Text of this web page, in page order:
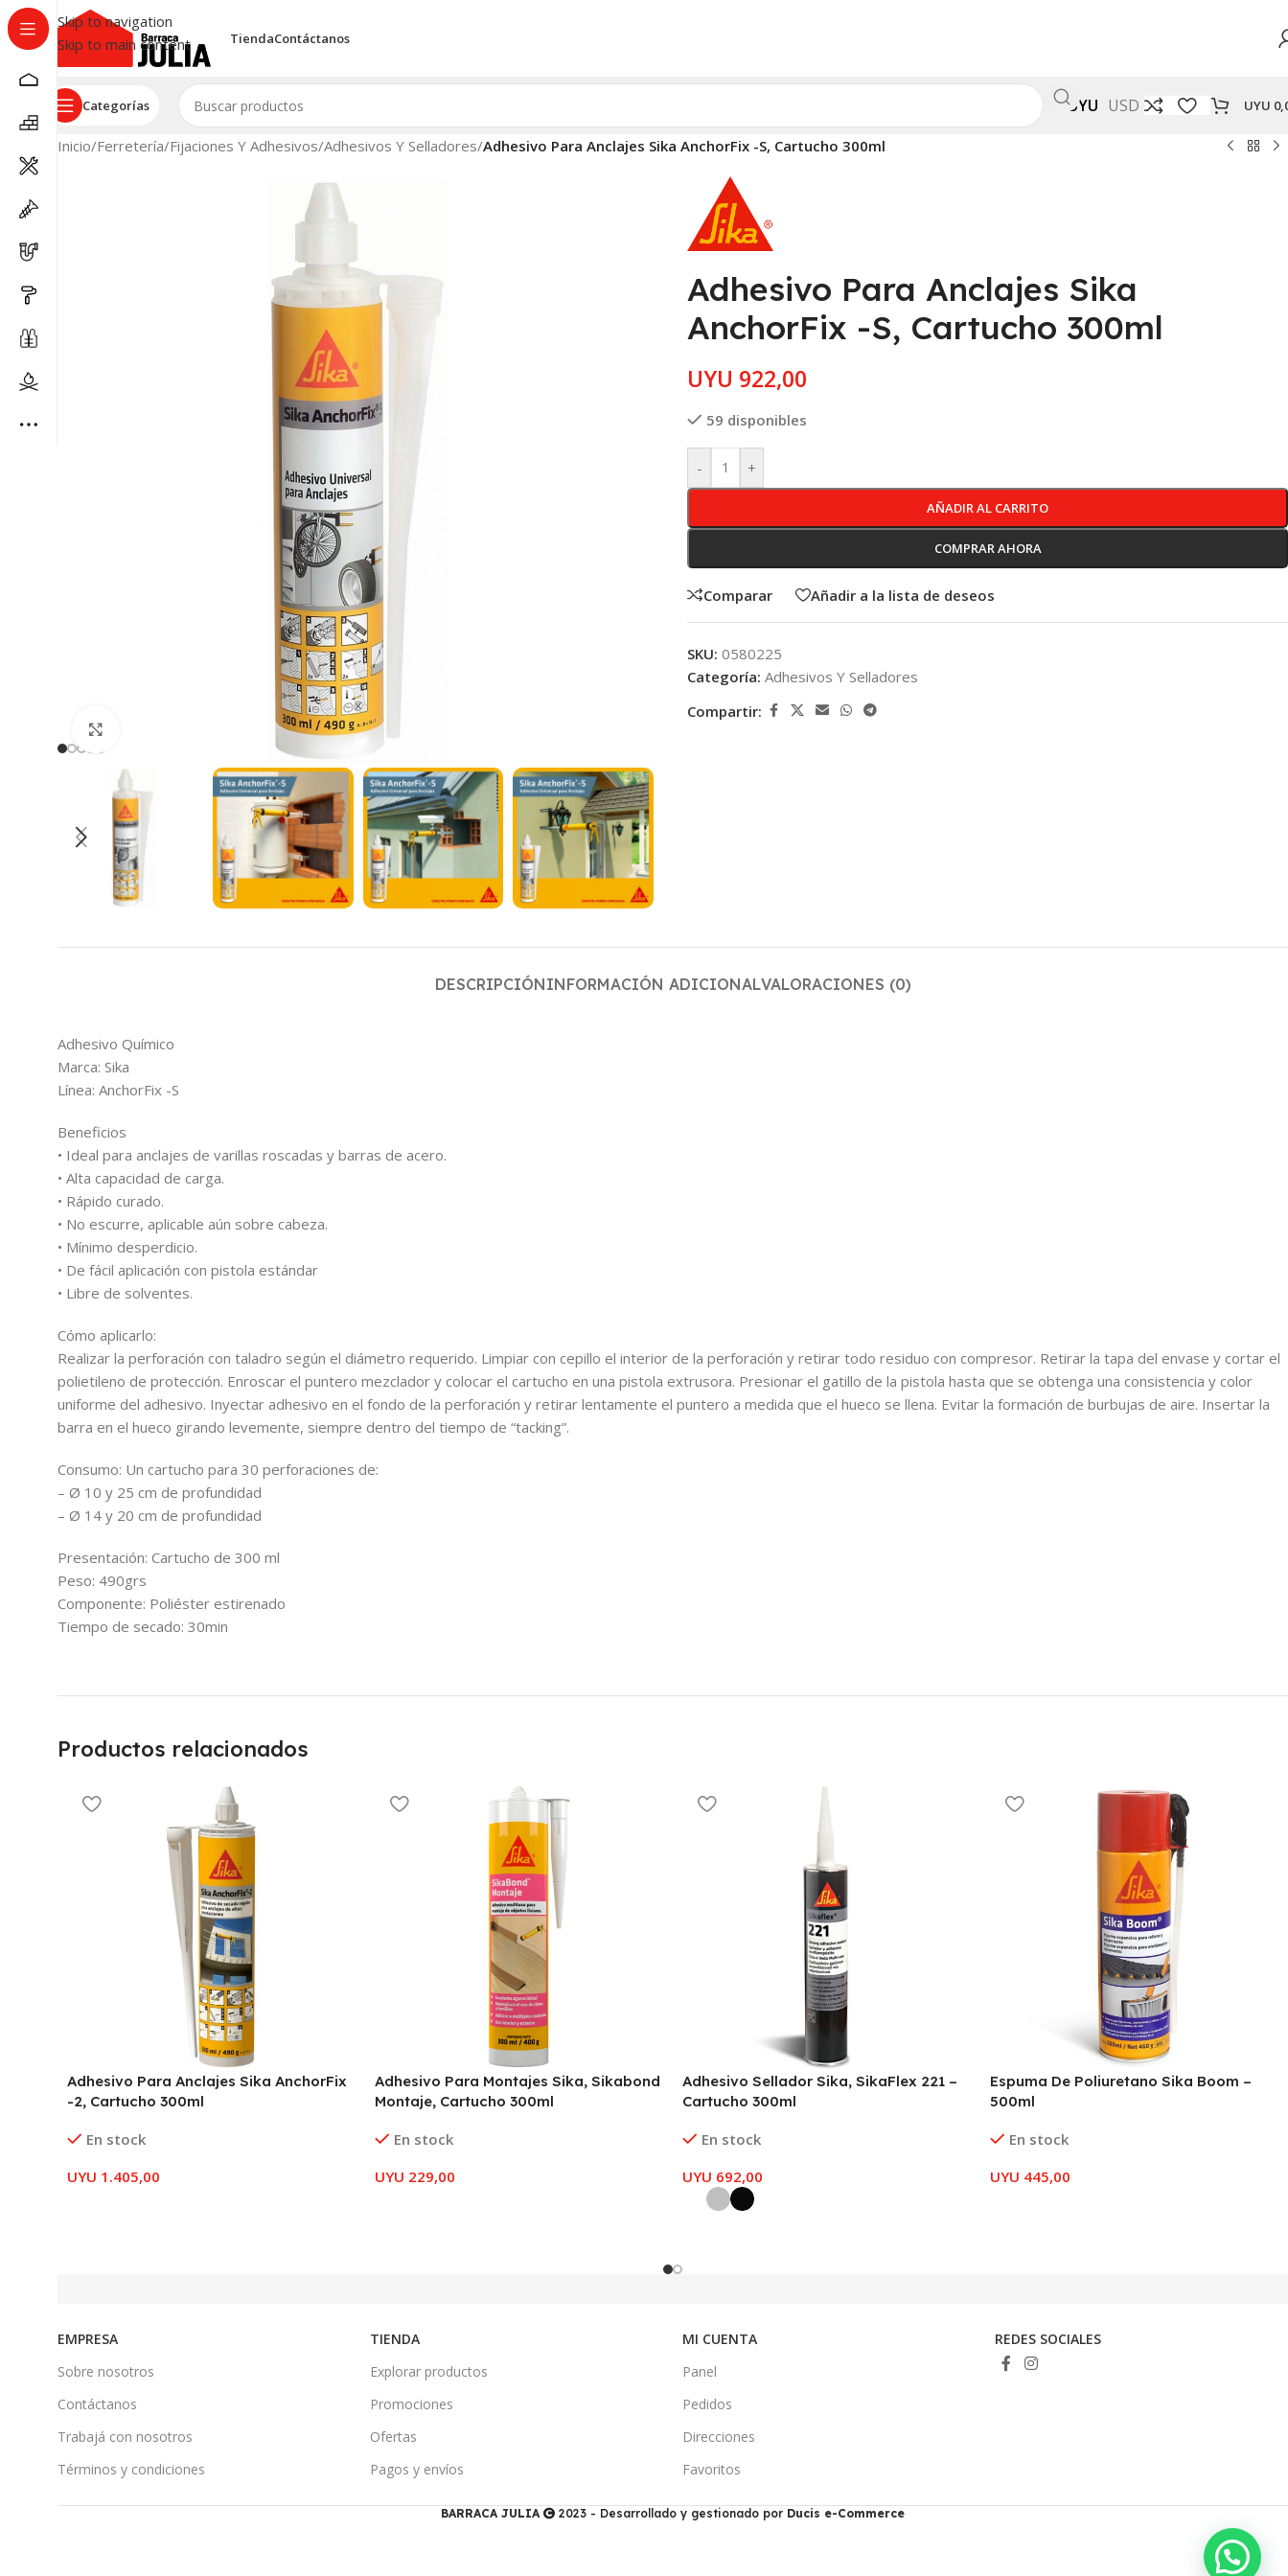
Skip to navigation
Skip to main content
TiendaContáctanos
Categorías UYU USD UYU
Inicio/Ferretería/Fijaciones Y Adhesivos/Adhesivos Y Selladores/Adhesivo Para Anclajes Sika AnchorFix -S, Cartucho 300ml
Adhesivo Para Anclajes Sika
AnchorFix -S, Cartucho 300ml
UYU 922,00
59 disponibles
- +
AÑADIR AL CARRITO
COMPRAR AHORA
Comparar Añadir a la lista de deseos
SKU: 0580225
Categoría: Adhesivos Y Selladores
Compartir:
DESCRIPCIÓNINFORMACIÓN ADICIONALVALORACIONES (0)
Adhesivo Químico
Marca: Sika
Línea: AnchorFix -S
Beneficios
• Ideal para anclajes de varillas roscadas y barras de acero.
• Alta capacidad de carga.
• Rápido curado.
• No escurre, aplicable aún sobre cabeza.
• Mínimo desperdicio.
• De fácil aplicación con pistola estándar
• Libre de solventes.
Cómo aplicarlo:
Realizar la perforación con taladro según el diámetro requerido. Limpiar con cepillo el interior de la perforación y retirar todo residuo con compresor. Retirar la tapa del envase y cortar el
polietileno de protección. Enroscar el puntero mezclador y colocar el cartucho en una pistola extrusora. Presionar el gatillo de la pistola hasta que se obtenga una consistencia y color
uniforme del adhesivo. Inyectar adhesivo en el fondo de la perforación y retirar lentamente el puntero a medida que el hueco se llena. Evitar la formación de burbujas de aire. Insertar la
barra en el hueco girando levemente, siempre dentro del tiempo de “tacking”.
Consumo: Un cartucho para 30 perforaciones de:
– Ø 10 y 25 cm de profundidad
– Ø 14 y 20 cm de profundidad
Presentación: Cartucho de 300 ml
Peso: 490grs
Componente: Poliéster estirenado
Tiempo de secado: 30min
Productos relacionados
Adhesivo Para Anclajes Sika AnchorFix
-2, Cartucho 300ml
En stock
UYU 1.405,00
Adhesivo Para Montajes Sika, Sikabond
Montaje, Cartucho 300ml
En stock
UYU 229,00
Adhesivo Sellador Sika, SikaFlex 221 –
Cartucho 300ml
En stock
UYU 692,00
Espuma De Poliuretano Sika Boom –
500ml
En stock
UYU 445,00
EMPRESA
Sobre nosotros
Contáctanos
Trabajá con nosotros
Términos y condiciones
TIENDA
Explorar productos
Promociones
Ofertas
Pagos y envíos
MI CUENTA
Panel
Pedidos
Direcciones
Favoritos
REDES SOCIALES
BARRACA JULIA 2023 - Desarrollado y gestionado por Ducis e-Commerce